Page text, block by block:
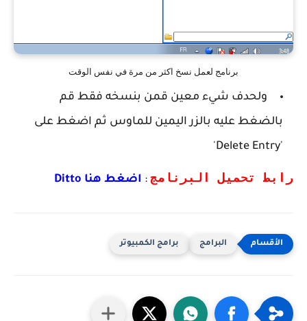
برنامج لعمل نسخ اكثر من مرة في نفس الوقت
ولحدف شيء معين قمن بنسخه فقط قم
بالضغط عليه بالزر اليمين للماوس ثم اضغط على
'Delete Entry'
رابط تحميل البرنامج : اضغط هنا Ditto
البرامج برامج الكمبيوتر